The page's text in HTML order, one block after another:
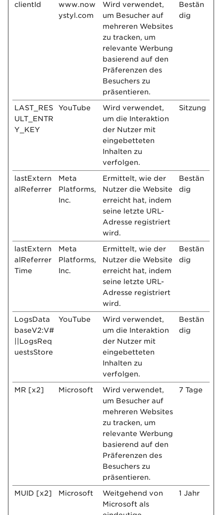
clientId
www.now
ystyl.com
Wird verwendet,
um Besucher auf
mehreren Websites
zu tracken, um
relevante Werbung
basierend auf den
Präferenzen des
Besuchers zu
präsentieren.
Bestän
dig
LAST_RES
ULT_ENTR
Y_KEY
YouTube
Wird verwendet,
um die Interaktion
der Nutzer mit
eingebetteten
Inhalten zu
verfolgen.
Sitzung
lastExtern
alReferrer
Meta
Platforms,
Inc.
Ermittelt, wie der
Nutzer die Website
erreicht hat, indem
seine letzte URL-
Adresse registriert
wird.
Bestän
dig
lastExtern
alReferrer
Time
Meta
Platforms,
Inc.
Ermittelt, wie der
Nutzer die Website
erreicht hat, indem
seine letzte URL-
Adresse registriert
wird.
Bestän
dig
LogsData
baseV2:V#
||LogsReq
uestsStore
YouTube
Wird verwendet,
um die Interaktion
der Nutzer mit
eingebetteten
Inhalten zu
verfolgen.
Bestän
dig
MR [x2] Microsoft
Wird verwendet,
um Besucher auf
mehreren Websites
zu tracken, um
relevante Werbung
basierend auf den
Präferenzen des
Besuchers zu
präsentieren.
7 Tage
MUID [x2] Microsoft
Weitgehend von
Microsoft als
1 Jahr